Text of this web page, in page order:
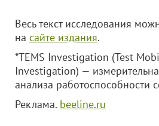
Весь текст исследования
на сайте издания.
*TEMS Investigation (Test
Investigation) —
анализа работоспособности
Реклама. beeline.ru